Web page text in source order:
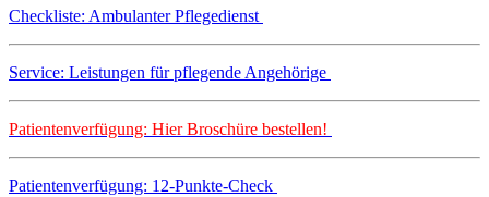
Checkliste: Ambulanter Pflegedienst
Service: Leistungen für pflegende Angehörige
Patientenverfügung: Hier Broschüre bestellen!
Patientenverfügung: 12-Punkte-Check